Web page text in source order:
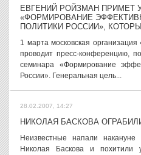
ЕВГЕНИЙ РОЙЗМАН ПРИМЕТ
«ФОРМИРОВАНИЕ
ПОЛИТИКИ РОССИИ»,
1 марта московская
проводит пресс-конференцию,
семинара «Формирование
России». Генеральная цель...
28.02.2007, 14:27
НИКОЛАЯ БАСКОВА
Неизвестные напали
Николая Баскова и похитили